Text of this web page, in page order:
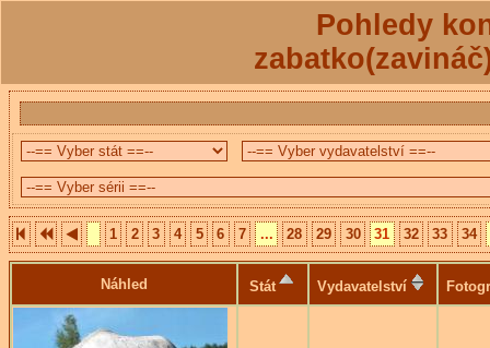
Pohledy
1 2 3 4 5 6 7 ... 28 29 30 31 32 33 34
Náhled Stát Vydavatelství